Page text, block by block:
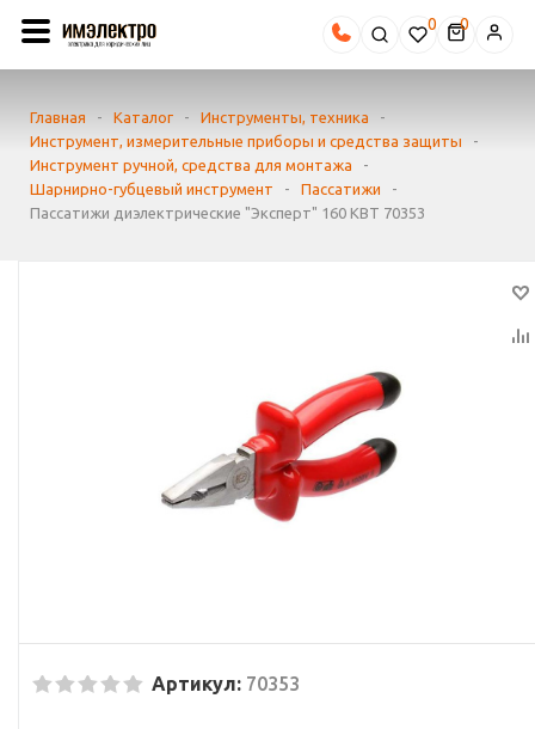
0
Главная - Каталог - Инструменты, техника
-
Инструмент, измерительные приборы и средства защиты
-
Инструмент ручной, средства для монтажа
-
Шарнирно-губцевый инструмент
- Пассатижи
-
Пассатижи диэлектрические "Эксперт" 160 КВТ 70353
Артикул: 70353